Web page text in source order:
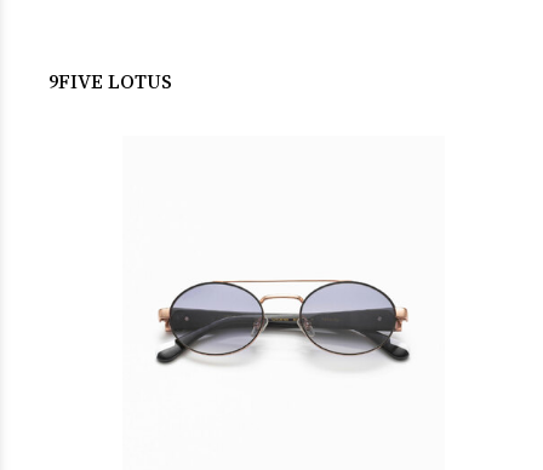
9FIVE LOTUS